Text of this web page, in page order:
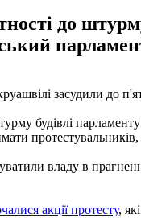
до
засудили до
будівлі
владу в
акції протесту,